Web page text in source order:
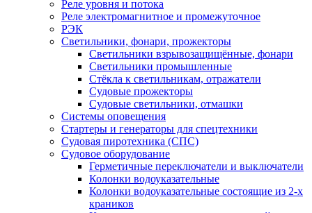
Реле уровня и потока
Реле электромагнитное и промежуточное
РЭК
Светильники, фонари, прожекторы
Светильники взрывозащищённые, фонари
Светильники промышленные
Стёкла к светильникам, отражатели
Судовые прожекторы
Судовые светильники, отмашки
Системы оповещения
Стартеры и генераторы для спецтехники
Судовая пиротехника (СПС)
Судовое оборудование
Герметичные переключатели и выключатели
Колонки водоуказательные
Колонки водоуказательные состоящие из 2-х
краников